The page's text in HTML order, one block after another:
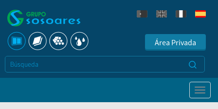
Área Privada